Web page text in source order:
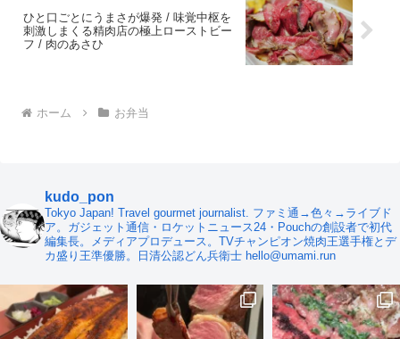
ひと口ごとにうまさが爆発 / 味覚中枢を
刺激しまくる精肉店の極上ローストビー
フ / 肉のあさひ
ホーム お弁当
kudo_pon
Tokyo Japan! Travel gourmet journalist. ファミ通→色々→ライブド
ア。ガジェット通信・ロケットニュース24・Pouchの創設者で初代
編集長。メディアプロデュース。TVチャンピオン焼肉王選手権とデ
カ盛り王準優勝。日清公認どん兵衛士 hello@umami.run